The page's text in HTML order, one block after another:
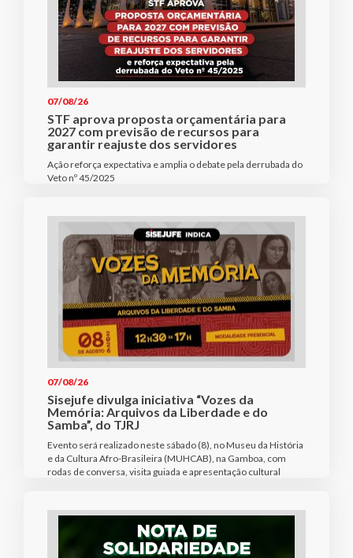
07/08/26
STF aprova proposta orçamentária para
2027 com previsão de recursos para
garantir reajuste dos servidores
Ação reforça expectativa e amplia o debate pela derrubada do
Veto nº 45/2025
07/08/26
Sisejufe divulga iniciativa “Vozes da
Memória: Arquivos da Liberdade e do
Samba”, do TJRJ
Evento será realizado neste sábado (8), no Museu da História
e da Cultura Afro-Brasileira (MUHCAB), na Gamboa, com
rodas de conversa, visita guiada e apresentação cultural